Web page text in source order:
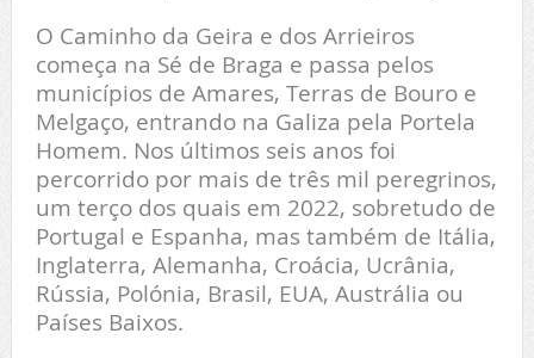
O Caminho da Geira e dos Arrieiros
começa na Sé de Braga e passa pelos
municípios de Amares, Terras de Bouro e
Melgaço, entrando na Galiza pela Portela
Homem. Nos últimos seis anos foi
percorrido por mais de três mil peregrinos,
um terço dos quais em 2022, sobretudo de
Portugal e Espanha, mas também de Itália,
Inglaterra, Alemanha, Croácia, Ucrânia,
Rússia, Polónia, Brasil, EUA, Austrália ou
Países Baixos.